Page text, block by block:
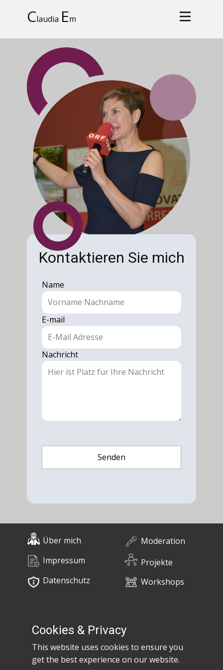
Claudia Em
Kontaktieren Sie mich
Name
E-mail
Nachricht
Moderation
Über mich
post@claudiaem.com
Projekte
Impressum
Datenschutz
Workshops
Kontakt
Cookies & Privacy
This website uses cookies to ensure you
get the best experience on our website.